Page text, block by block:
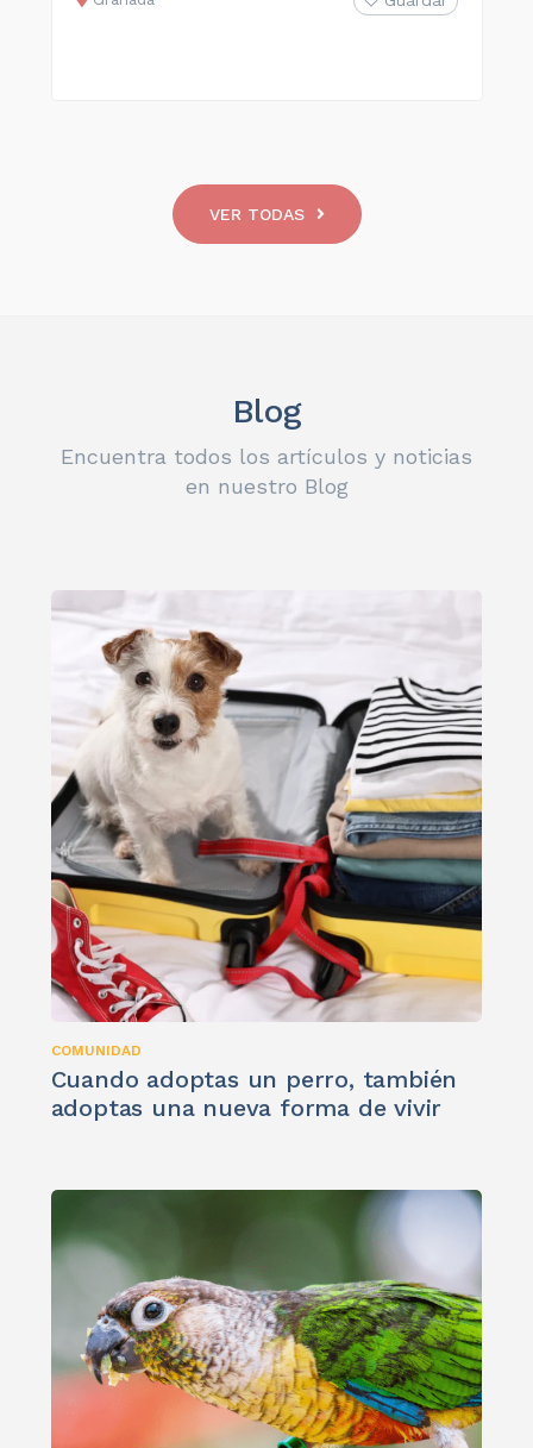
VER TODAS
Blog
Encuentra todos los artículos y noticias
en nuestro Blog
COMUNIDAD
Cuando adoptas un perro, también
adoptas una nueva forma de vivir